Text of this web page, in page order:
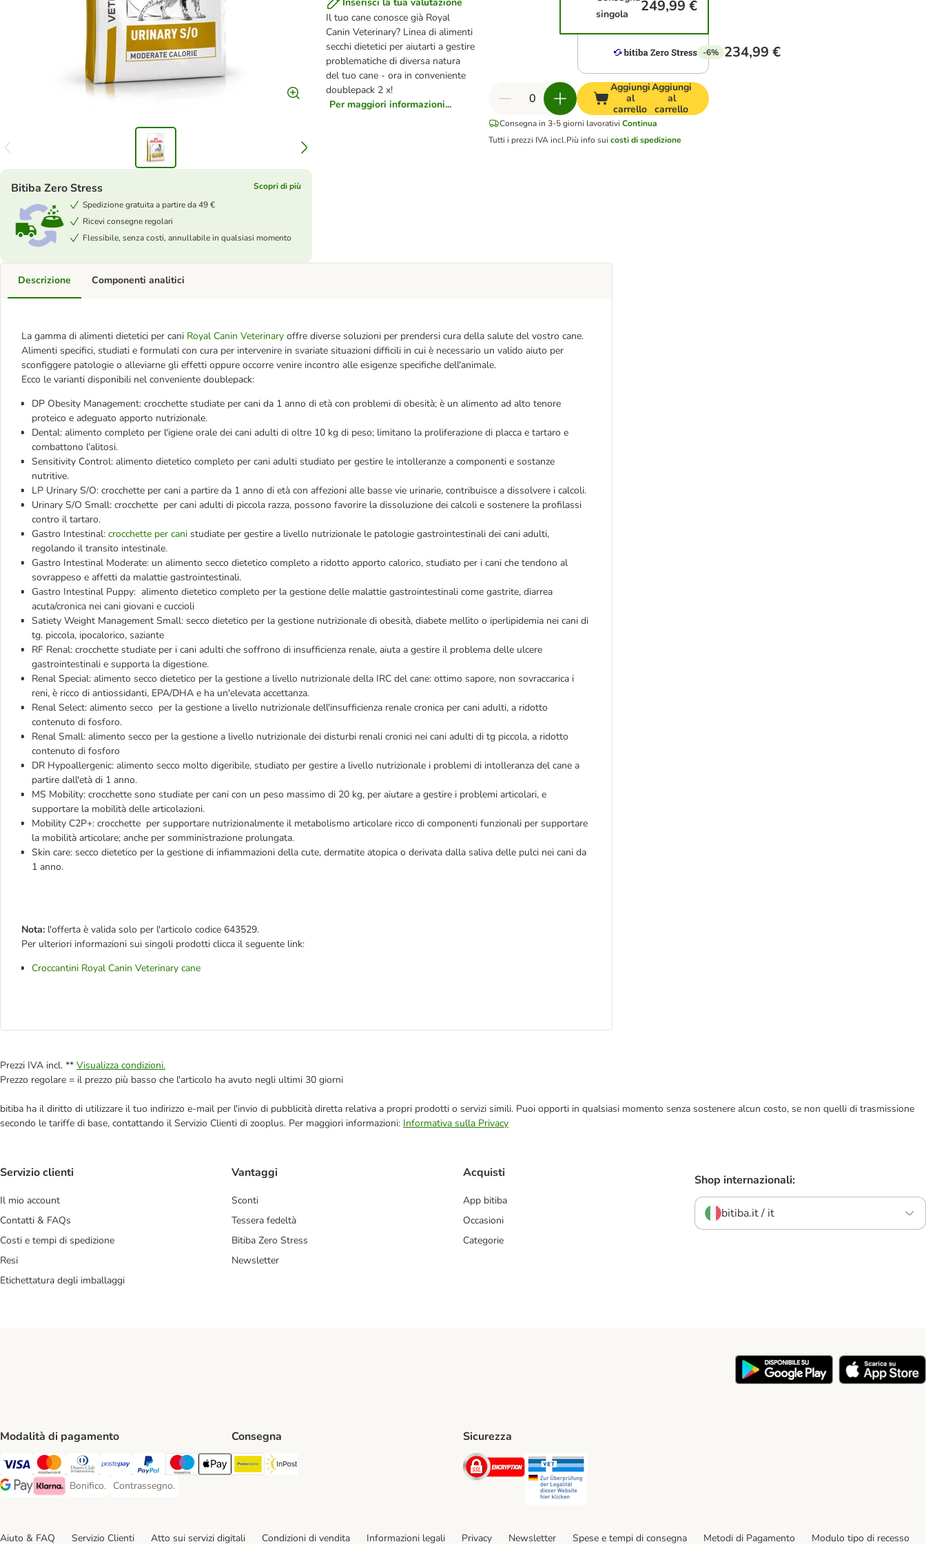
Il tuo cane conosce già Royal
Canin Veterinary? Linea di alimenti
secchi dietetici per aiutarti a gestire
problematiche di diversa natura
del tuo cane - ora in conveniente
doublepack 2 x!
Per maggiori informazioni...
Bitiba Zero Stress
Scopri di più
Spedizione gratuita a partire da 49 €
Ricevi consegne regolari
Flessibile, senza costi, annullabile in qualsiasi momento
singola
249,99 €
-6% 234,99 €
Aggiungi
al
carrello
Aggiungi
al
carrello
Consegna in 3-5 giorni lavorativi Continua
Tutti i prezzi IVA incl.Più info sui costi di spedizione
Descrizione
La gamma di alimenti dietetici per cani Royal Canin Veterinary offre diverse soluzioni per prendersi cura della salute del vostro cane.
Alimenti specifici, studiati e formulati con cura per intervenire in svariate situazioni difficili in cui è necessario un valido aiuto per
sconfiggere patologie o alleviarne gli effetti oppure occorre venire incontro alle esigenze specifiche dell'animale.
Ecco le varianti disponibili nel conveniente doublepack:
DP Obesity Management: crocchette studiate per cani da 1 anno di età con problemi di obesità; è un alimento ad alto tenore
proteico e adeguato apporto nutrizionale.
Dental: alimento completo per l'igiene orale dei cani adulti di oltre 10 kg di peso; limitano la proliferazione di placca e tartaro e
combattono l’alitosi.
Sensitivity Control: alimento dietetico completo per cani adulti studiato per gestire le intolleranze a componenti e sostanze
nutritive.
LP Urinary S/O: crocchette per cani a partire da 1 anno di età con affezioni alle basse vie urinarie, contribuisce a dissolvere i calcoli.
Urinary S/O Small: crocchette per cani adulti di piccola razza, possono favorire la dissoluzione dei calcoli e sostenere la profilassi
contro il tartaro.
Gastro Intestinal: crocchette per cani studiate per gestire a livello nutrizionale le patologie gastrointestinali dei cani adulti,
regolando il transito intestinale.
Gastro Intestinal Moderate: un alimento secco dietetico completo a ridotto apporto calorico, studiato per i cani che tendono al
sovrappeso e affetti da malattie gastrointestinali.
Gastro Intestinal Puppy: alimento dietetico completo per la gestione delle malattie gastrointestinali come gastrite, diarrea
acuta/cronica nei cani giovani e cuccioli
Satiety Weight Management Small: secco dietetico per la gestione nutrizionale di obesità, diabete mellito o iperlipidemia nei cani di
tg. piccola, ipocalorico, saziante
RF Renal: crocchette studiate per i cani adulti che soffrono di insufficienza renale, aiuta a gestire il problema delle ulcere
gastrointestinali e supporta la digestione.
Renal Special: alimento secco dietetico per la gestione a livello nutrizionale della IRC del cane: ottimo sapore, non sovraccarica i
reni, è ricco di antiossidanti, EPA/DHA e ha un'elevata accettanza.
Renal Select: alimento secco per la gestione a livello nutrizionale dell'insufficienza renale cronica per cani adulti, a ridotto
contenuto di fosforo.
Renal Small: alimento secco per la gestione a livello nutrizionale dei disturbi renali cronici nei cani adulti di tg piccola, a ridotto
contenuto di fosforo
DR Hypoallergenic: alimento secco molto digeribile, studiato per gestire a livello nutrizionale i problemi di intolleranza del cane a
partire dall'età di 1 anno.
MS Mobility: crocchette sono studiate per cani con un peso massimo di 20 kg, per aiutare a gestire i problemi articolari, e
supportare la mobilità delle articolazioni.
Mobility C2P+: crocchette per supportare nutrizionalmente il metabolismo articolare ricco di componenti funzionali per supportare
la mobilità articolare; anche per somministrazione prolungata.
Skin care: secco dietetico per la gestione di infiammazioni della cute, dermatite atopica o derivata dalla saliva delle pulci nei cani da
1 anno.
Nota: l'offerta è valida solo per l'articolo codice 643529.
Per ulteriori informazioni sui singoli prodotti clicca il seguente link:
Croccantini Royal Canin Veterinary cane
Componenti analitici
Prezzi IVA incl. ** Visualizza condizioni.
Prezzo regolare = il prezzo più basso che l'articolo ha avuto negli ultimi 30 giorni
bitiba ha il diritto di utilizzare il tuo indirizzo e-mail per l'invio di pubblicità diretta relativa a propri prodotti o servizi simili. Puoi opporti in qualsiasi momento senza sostenere alcun costo, se non quelli di trasmissione
secondo le tariffe di base, contattando il Servizio Clienti di zooplus. Per maggiori informazioni: Informativa sulla Privacy
Servizio clienti
Il mio account
Contatti & FAQs
Costi e tempi di spedizione
Resi
Etichettatura degli imballaggi
Vantaggi
Sconti
Tessera fedeltà
Bitiba Zero Stress
Newsletter
Acquisti
App bitiba
Occasioni
Categorie
Shop internazionali:
bitiba.it / it
Modalità di pagamento
Visa. Payment Method
Mastercard. Payment Method
Diners Club. Payment Method
Postepay. Payment Method
PayPal. Payment Method
Maestro. Payment Method
Apple pay. Payment Method
Google Pay Payment Method
Klarna Payment Method
Bonifico.
Bonifico. Payment Method
Contrassegno.
Contrassegno. Payment Method
Consegna
Poste Italiane. Shipping Method
Sicurezza
Security
Aiuto & FAQ Servizio Clienti Atto sui servizi digitali Condizioni di vendita Informazioni legali Privacy Newsletter Spese e tempi di consegna Metodi di Pagamento Modulo tipo di recesso